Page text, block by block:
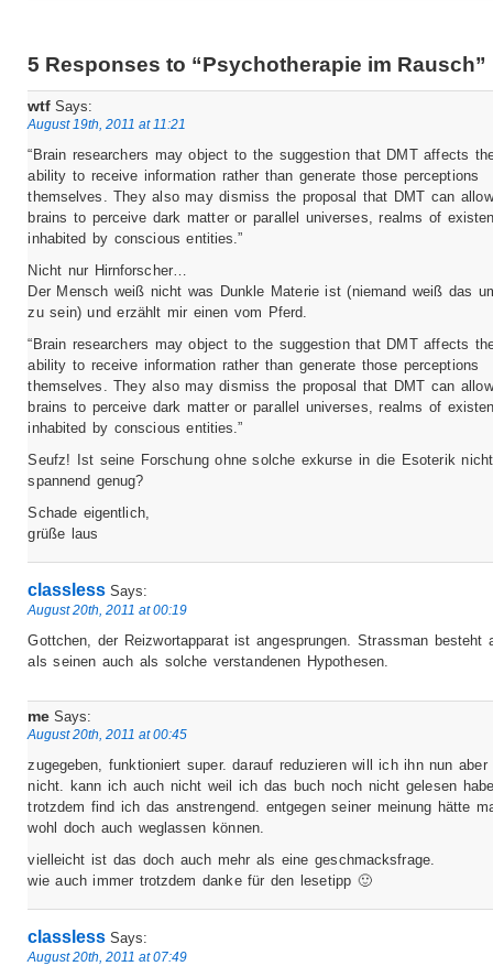
5 Responses to “Psychotherapie im Rausch”
wtf Says:
August 19th, 2011 at 11:21
“Brain researchers may object to the suggestion that DMT affects
ability to receive information rather than generate those perceptions
themselves. They also may dismiss the proposal that DMT can
brains to perceive dark matter or parallel universes, realms of
inhabited by conscious entities.”
Nicht nur Hirnforscher…
Der Mensch weiß nicht was Dunkle Materie ist (niemand weiß das
zu sein) und erzählt mir einen vom Pferd.
“Brain researchers may object to the suggestion that DMT affects
ability to receive information rather than generate those perceptions
themselves. They also may dismiss the proposal that DMT can
brains to perceive dark matter or parallel universes, realms of
inhabited by conscious entities.”
Seufz! Ist seine Forschung ohne solche exkurse in die Esoterik nicht
spannend genug?
Schade eigentlich,
grüße laus
classless Says:
August 20th, 2011 at 00:19
Gottchen, der Reizwortapparat ist angesprungen. Strassman besteht
als seinen auch als solche verstandenen Hypothesen.
me Says:
August 20th, 2011 at 00:45
zugegeben, funktioniert super. darauf reduzieren will ich ihn nun aber
nicht. kann ich auch nicht weil ich das buch noch nicht gelesen
trotzdem find ich das anstrengend. entgegen seiner meinung hätte
wohl doch auch weglassen können.
vielleicht ist das doch auch mehr als eine geschmacksfrage.
wie auch immer trotzdem danke für den lesetipp 🙂
classless Says:
August 20th, 2011 at 07:49